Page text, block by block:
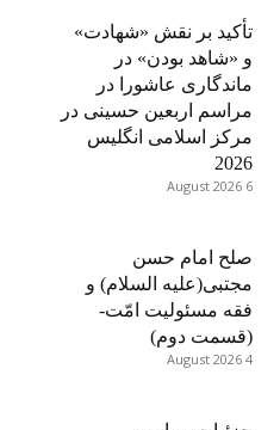
تأکید بر نقش «شهادت»
و «شاهد بودن» در
ماندگاری عاشورا در
مراسم اربعین حسینی در
مرکز اسلامی انگلیس
2026
6 August 2026
صلح امام حسن
مجتبی(علیه السلام) و
فقه مسئولیت امّت-
(قسمت دوم)
4 August 2026